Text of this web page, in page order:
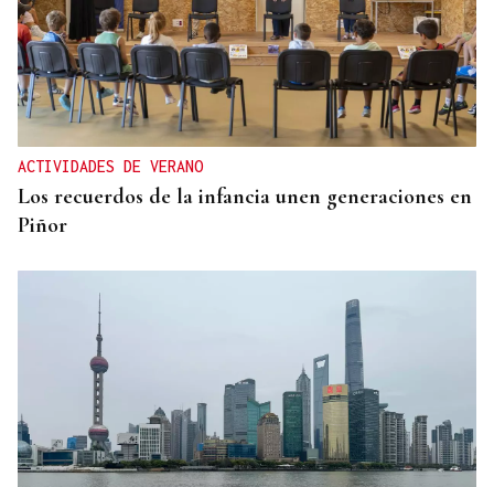
ACTIVIDADES DE VERANO
Los recuerdos de la infancia unen generaciones en
Piñor